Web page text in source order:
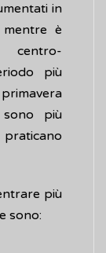
in
è
centro-
più
sono più
più
sono: